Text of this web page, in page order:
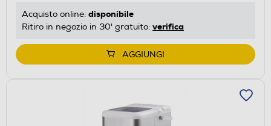
Acquisto online: disponibile
Ritiro in negozio in 30' gratuito: verifica
AGGIUNGI